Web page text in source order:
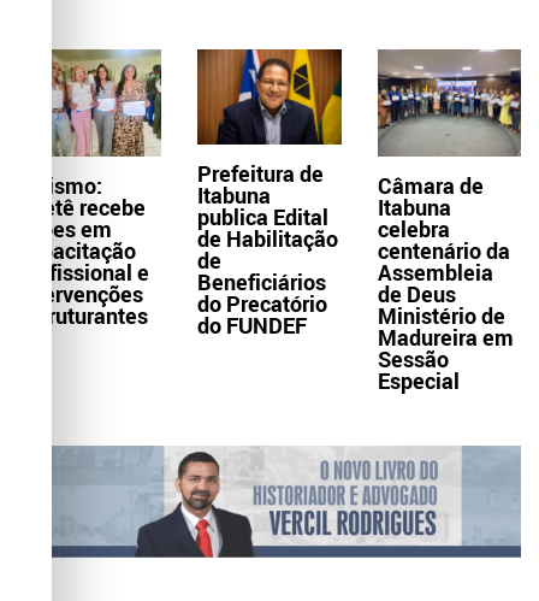
Turismo:
Itaetê recebe
ações em
capacitação
profissional e
intervenções
estruturantes
Prefeitura de
Itabuna
publica Edital
de Habilitação
de
Beneficiários
do Precatório
do FUNDEF
Câmara de
Itabuna
celebra
centenário da
Assembleia
de Deus
Ministério de
Madureira em
Sessão
Especial